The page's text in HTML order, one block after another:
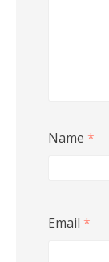
Name *
Email *